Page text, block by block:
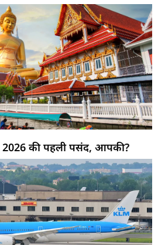
की पहली पसंद, आपकी?